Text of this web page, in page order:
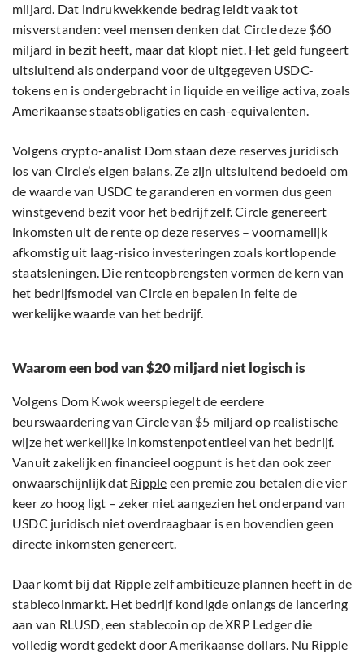
miljard. Dat indrukwekkende bedrag leidt vaak tot
misverstanden: veel mensen denken dat Circle deze $60
miljard in bezit heeft, maar dat klopt niet. Het geld fungeert
uitsluitend als onderpand voor de uitgegeven USDC-
tokens en is ondergebracht in liquide en veilige activa, zoals
Amerikaanse staatsobligaties en cash-equivalenten.
Volgens crypto-analist Dom staan deze reserves juridisch
los van Circle’s eigen balans. Ze zijn uitsluitend bedoeld om
de waarde van USDC te garanderen en vormen dus geen
winstgevend bezit voor het bedrijf zelf. Circle genereert
inkomsten uit de rente op deze reserves – voornamelijk
afkomstig uit laag-risico investeringen zoals kortlopende
staatsleningen. Die renteopbrengsten vormen de kern van
het bedrijfsmodel van Circle en bepalen in feite de
werkelijke waarde van het bedrijf.
Waarom een bod van $20 miljard niet logisch is
Volgens Dom Kwok weerspiegelt de eerdere
beurswaardering van Circle van $5 miljard op realistische
wijze het werkelijke inkomstenpotentieel van het bedrijf.
Vanuit zakelijk en financieel oogpunt is het dan ook zeer
onwaarschijnlijk dat Ripple een premie zou betalen die vier
keer zo hoog ligt – zeker niet aangezien het onderpand van
USDC juridisch niet overdraagbaar is en bovendien geen
directe inkomsten genereert.
Daar komt bij dat Ripple zelf ambitieuze plannen heeft in de
stablecoinmarkt. Het bedrijf kondigde onlangs de lancering
aan van RLUSD, een stablecoin op de XRP Ledger die
volledig wordt gedekt door Amerikaanse dollars. Nu Ripple